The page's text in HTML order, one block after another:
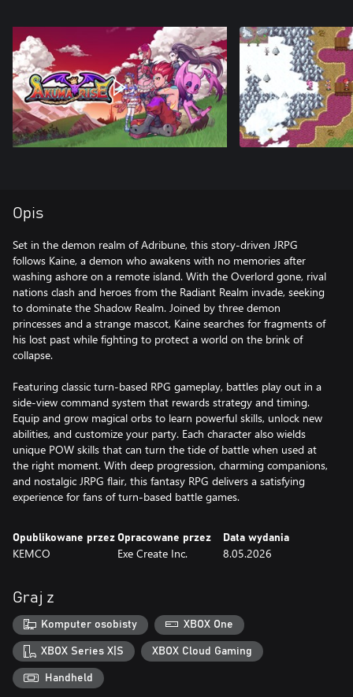
Opis
Set in the demon realm of Adribune, this story-driven JRPG
follows Kaine, a demon who awakens with no memories after
washing ashore on a remote island. With the Overlord gone, rival
nations clash and heroes from the Radiant Realm invade, seeking
to dominate the Shadow Realm. Joined by three demon
princesses and a strange mascot, Kaine searches for fragments of
his lost past while fighting to protect a world on the brink of
collapse.
Featuring classic turn-based RPG gameplay, battles play out in a
side-view command system that rewards strategy and timing.
Equip and grow magical orbs to learn powerful skills, unlock new
abilities, and customize your party. Each character also wields
unique POW skills that can turn the tide of battle when used at
the right moment. With deep progression, charming companions,
and nostalgic JRPG flair, this fantasy RPG delivers a satisfying
experience for fans of turn-based battle games.
Opublikowane przez
KEMCO
Opracowane przez
Exe Create Inc.
Data wydania
8.05.2026
Graj z
Komputer osobisty XBOX One
XBOX Series X|S XBOX Cloud Gaming
Handheld